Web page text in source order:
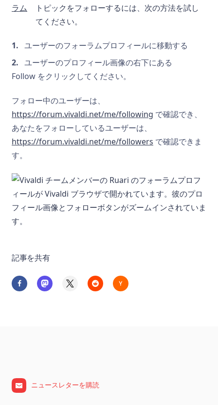
ラム
トピックをフォローするには、次の方法を試し
てください。
ユーザーのフォーラムプロフィールに移動する
ユーザーのプロフィール画像の右下にある
Follow をクリックしてください。
フォロー中のユーザーは、
https://forum.vivaldi.net/me/following で確認でき、
あなたをフォローしているユーザーは、
https://forum.vivaldi.net/me/followers で確認できま
す。
記事を共有
ニュースレターを購読